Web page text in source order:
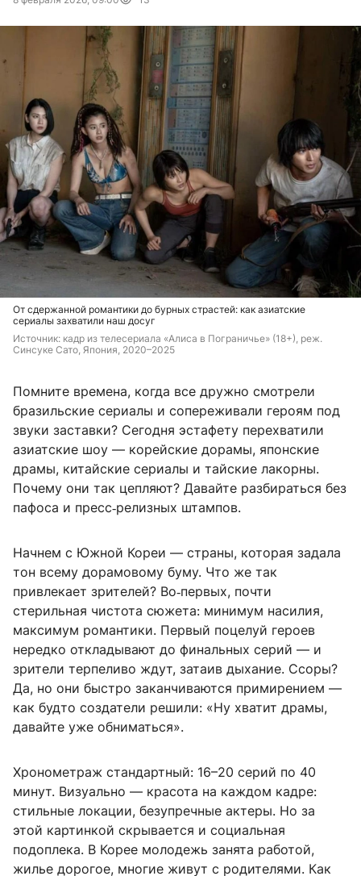
От сдержанной романтики до бурных страстей: как азиатские
сериалы захватили наш досуг
Источник: кадр из телесериала «Алиса в Пограничье» (18+), реж.
Синсуке Сато, Япония, 2020–2025
Помните времена, когда все дружно смотрели
бразильские сериалы и сопереживали героям под
звуки заставки? Сегодня эстафету перехватили
азиатские шоу — корейские дорамы, японские
драмы, китайские сериалы и тайские лакорны.
Почему они так цепляют? Давайте разбираться без
пафоса и пресс‑релизных штампов.
Начнем с Южной Кореи — страны, которая задала
тон всему дорамовому буму. Что же так
привлекает зрителей? Во‑первых, почти
стерильная чистота сюжета: минимум насилия,
максимум романтики. Первый поцелуй героев
нередко откладывают до финальных серий — и
зрители терпеливо ждут, затаив дыхание. Ссоры?
Да, но они быстро заканчиваются примирением —
как будто создатели решили: «Ну хватит драмы,
давайте уже обниматься».
Хронометраж стандартный: 16–20 серий по 40
минут. Визуально — красота на каждом кадре:
стильные локации, безупречные актеры. Но за
этой картинкой скрывается и социальная
подоплека. В Корее молодежь занята работой,
жилье дорогое, многие живут с родителями. Как